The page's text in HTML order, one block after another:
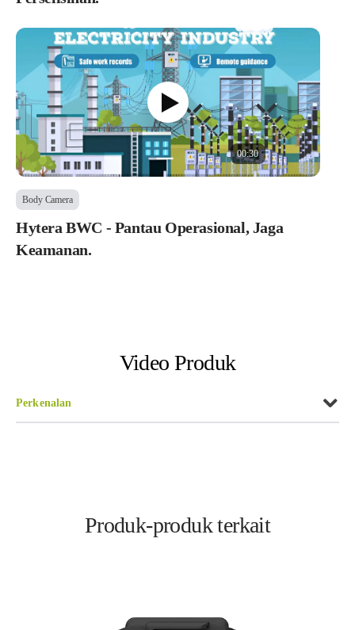
00:30
Body Camera
Hytera BWC - Pantau Operasional, Jaga
Keamanan.
Video Produk
Perkenalan
Produk-produk terkait